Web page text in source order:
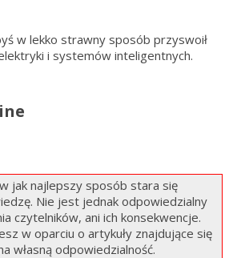
w lekko strawny sposób przyswoił
i systemów inteligentnych.
jak najlepszy sposób stara się
Nie jest jednak odpowiedzialny
czytelników, ani ich konsekwencje.
w oparciu o artykuły znajdujące się
własną odpowiedzialność.